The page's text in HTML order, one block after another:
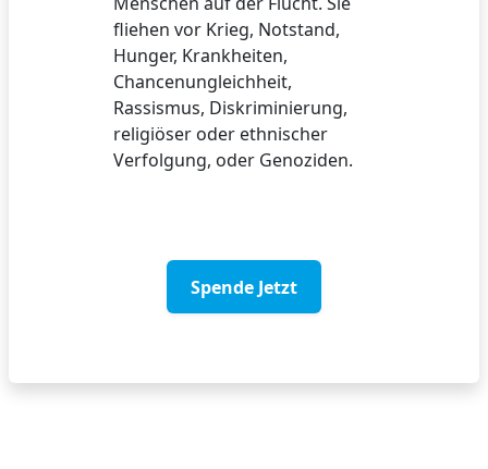
fliehen vor Krieg, Notstand,
Hunger, Krankheiten,
Chancenungleichheit,
Rassismus, Diskriminierung,
religiöser oder ethnischer
Verfolgung, oder Genoziden.
Spende Jetzt